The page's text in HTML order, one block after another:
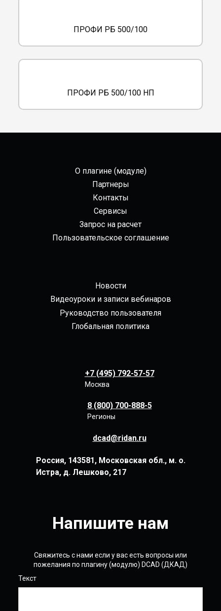
ПРОФИ РБ 500/100
ПРОФИ РБ 500/100 НП
О плагине (модуле)
Партнеры
Контакты
Сервисы
Запрос на расчет
Пользовательское соглашение
Новости
Видеоуроки и записи вебинаров
Руководство пользователя
Глобальная политика
+7 (495) 792-57-57
Москва
8 (800) 700-888-5
Регионы
dcad@ridan.ru
Россия, 143581, Московская обл., м. о.
Истра, д. Лешково, 217
Напишите нам
Свяжитесь с нами если у вас есть вопросы или
пожелания по плагину (модулю) DCAD (ДКАД)
Текст